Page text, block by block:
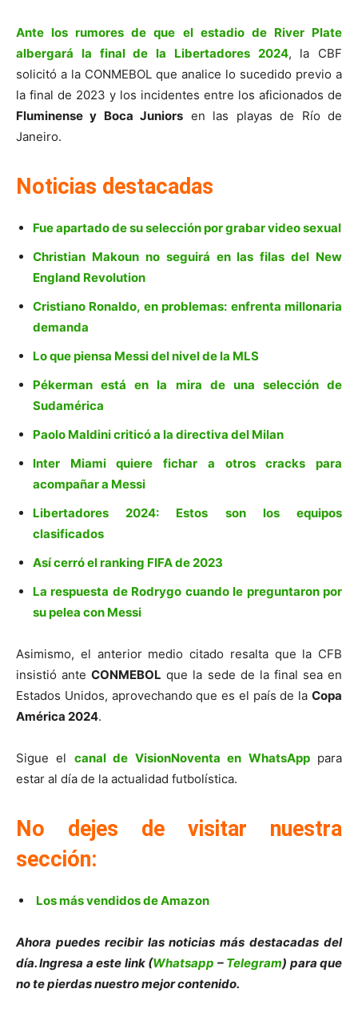
Ante los rumores de que el estadio de River Plate
albergará la final de la Libertadores 2024, la CBF
solicitó a la CONMEBOL que analice lo sucedido previo a
la final de 2023 y los incidentes entre los aficionados de
Fluminense y Boca Juniors en las playas de Río de
Janeiro.
Noticias destacadas
Fue apartado de su selección por grabar video sexual
Christian Makoun no seguirá en las filas del New
England Revolution
Cristiano Ronaldo, en problemas: enfrenta millonaria
demanda
Lo que piensa Messi del nivel de la MLS
Pékerman está en la mira de una selección de
Sudamérica
Paolo Maldini criticó a la directiva del Milan
Inter Miami quiere fichar a otros cracks para
acompañar a Messi
Libertadores 2024: Estos son los equipos
clasificados
Así cerró el ranking FIFA de 2023
La respuesta de Rodrygo cuando le preguntaron por
su pelea con Messi
Asimismo, el anterior medio citado resalta que la CFB
insistió anteCONMEBOL que la sede de la final sea en
Estados Unidos, aprovechando que es el país de la Copa
América 2024.
Sigue el canal de VisionNoventa en WhatsApppara
estar al día de la actualidad futbolística.
No dejes de visitar nuestra
sección:
Los más vendidos de Amazon
Ahora puedes recibir las noticias más destacadas del
día. Ingresa a este link (Whatsapp – Telegram) para que
no te pierdas nuestro mejor contenido.